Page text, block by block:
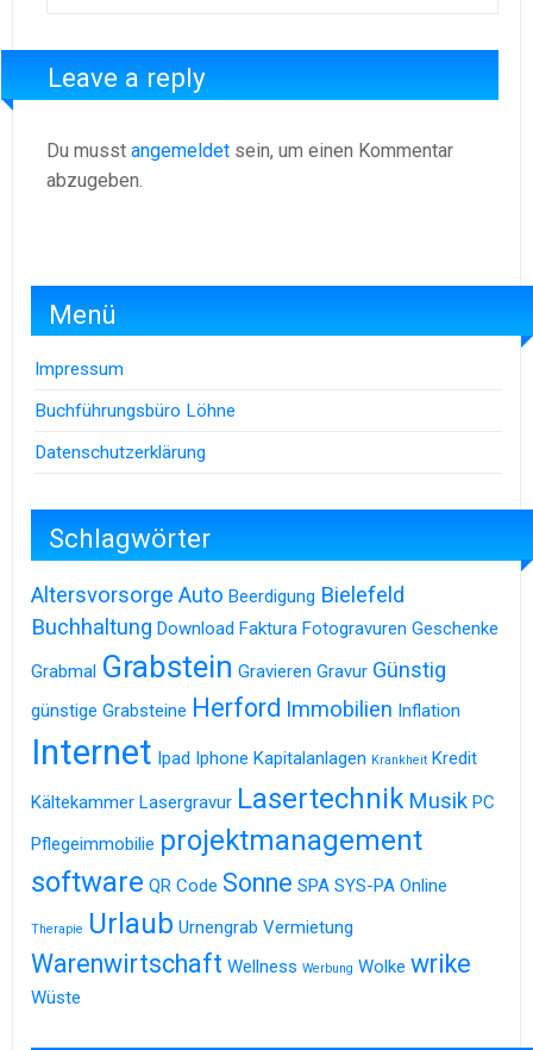
Leave a reply
Du musst angemeldet sein, um einen Kommentar
abzugeben.
Menü
Impressum
Buchführungsbüro Löhne
Datenschutzerklärung
Schlagwörter
Altersvorsorge Auto Beerdigung Bielefeld
Buchhaltung Download Faktura Fotogravuren Geschenke
Grabmal Grabstein Gravieren Gravur Günstig
günstige Grabsteine Herford Immobilien Inflation
Internet Ipad Iphone Kapitalanlagen Krankheit Kredit
Kältekammer Lasergravur Lasertechnik Musik PC
Pflegeimmobilie projektmanagement
software QR Code Sonne SPA SYS-PA Online
Therapie Urlaub Urnengrab Vermietung
Warenwirtschaft Wellness Werbung Wolke wrike
Wüste